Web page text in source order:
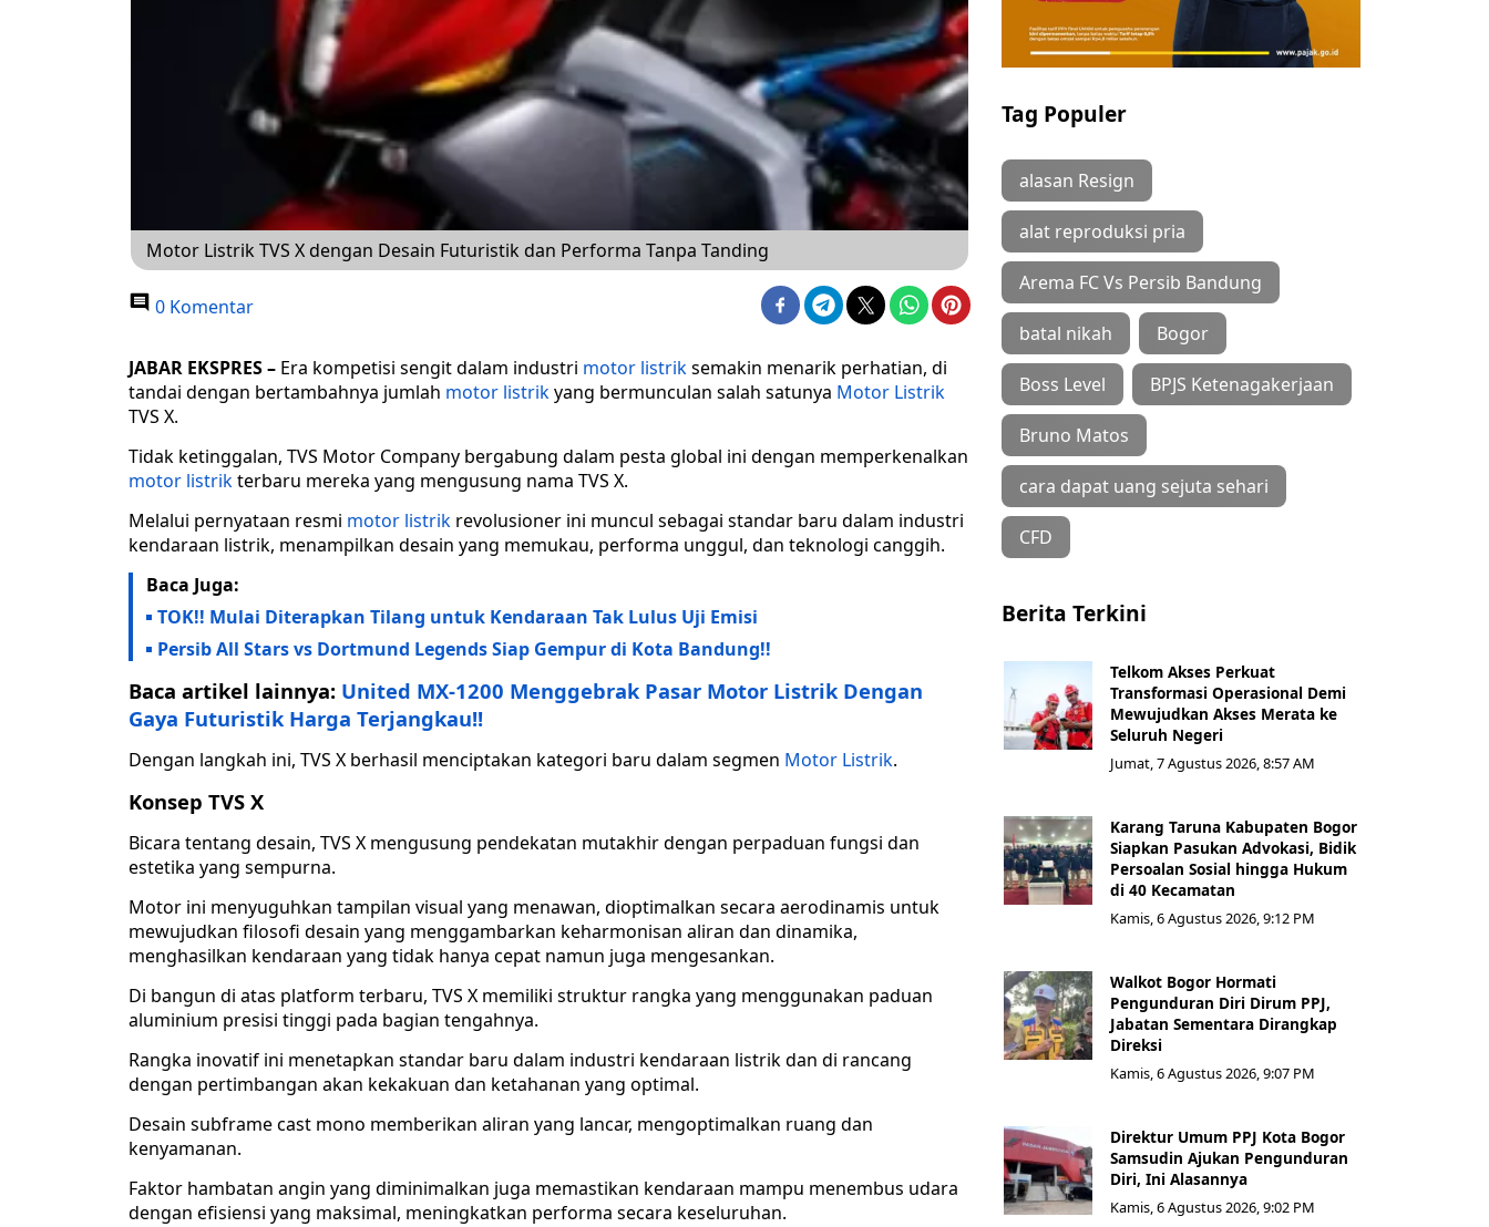
Motor Listrik TVS X dengan Desain Futuristik dan Performa Tanpa Tanding
0 Komentar
JABAR EKSPRES – Era kompetisi sengit dalam industri motor listriksemakin menarik perhatian, di
tandai dengan bertambahnya jumlah motor listrikyang bermunculan salah satunya Motor Listrik
TVS X.
Tidak ketinggalan, TVS Motor Company bergabung dalam pesta global ini dengan memperkenalkan
motor listrikterbaru mereka yang mengusung nama TVS X.
Melalui pernyataan resmi motor listrik revolusioner ini muncul sebagai standar baru dalam industri
kendaraan listrik, menampilkan desain yang memukau, performa unggul, dan teknologi canggih.
Baca Juga:
TOK!! Mulai Diterapkan Tilang untuk Kendaraan Tak Lulus Uji Emisi
Persib All Stars vs Dortmund Legends Siap Gempur di Kota Bandung!!
Baca artikel lainnya: United MX-1200 Menggebrak Pasar Motor Listrik Dengan
Gaya Futuristik Harga Terjangkau!!
Dengan langkah ini, TVS X berhasil menciptakan kategori baru dalam segmen Motor Listrik.
Konsep TVS X
Bicara tentang desain, TVS X mengusung pendekatan mutakhir dengan perpaduan fungsi dan
estetika yang sempurna.
Motor ini menyuguhkan tampilan visual yang menawan, dioptimalkan secara aerodinamis untuk
mewujudkan filosofi desain yang menggambarkan keharmonisan aliran dan dinamika,
menghasilkan kendaraan yang tidak hanya cepat namun juga mengesankan.
Di bangun di atas platform terbaru, TVS X memiliki struktur rangka yang menggunakan paduan
aluminium presisi tinggi pada bagian tengahnya.
Rangka inovatif ini menetapkan standar baru dalam industri kendaraan listrik dan di rancang
dengan pertimbangan akan kekakuan dan ketahanan yang optimal.
Desain subframe cast mono memberikan aliran yang lancar, mengoptimalkan ruang dan
kenyamanan.
Faktor hambatan angin yang diminimalkan juga memastikan kendaraan mampu menembus udara
dengan efisiensi yang maksimal, meningkatkan performa secara keseluruhan.
Tag Populer
alasan Resign
alat reproduksi pria
Arema FC Vs Persib Bandung
batal nikah Bogor
Boss Level BPJS Ketenagakerjaan
Bruno Matos
cara dapat uang sejuta sehari
CFD
Berita Terkini
Telkom Akses Perkuat
Transformasi Operasional Demi
Mewujudkan Akses Merata ke
Seluruh Negeri
Jumat, 7 Agustus 2026, 8:57 AM
Karang Taruna Kabupaten Bogor
Siapkan Pasukan Advokasi, Bidik
Persoalan Sosial hingga Hukum
di 40 Kecamatan
Kamis, 6 Agustus 2026, 9:12 PM
Walkot Bogor Hormati
Pengunduran Diri Dirum PPJ,
Jabatan Sementara Dirangkap
Direksi
Kamis, 6 Agustus 2026, 9:07 PM
Direktur Umum PPJ Kota Bogor
Samsudin Ajukan Pengunduran
Diri, Ini Alasannya
Kamis, 6 Agustus 2026, 9:02 PM